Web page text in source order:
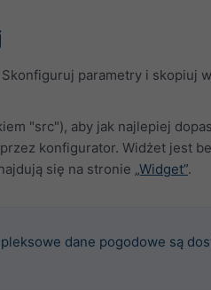
parametry i skopiuj
"src"), aby jak najlepiej
konfigurator. Widżet jest
się na stronie „Widget”.
dane pogodowe są